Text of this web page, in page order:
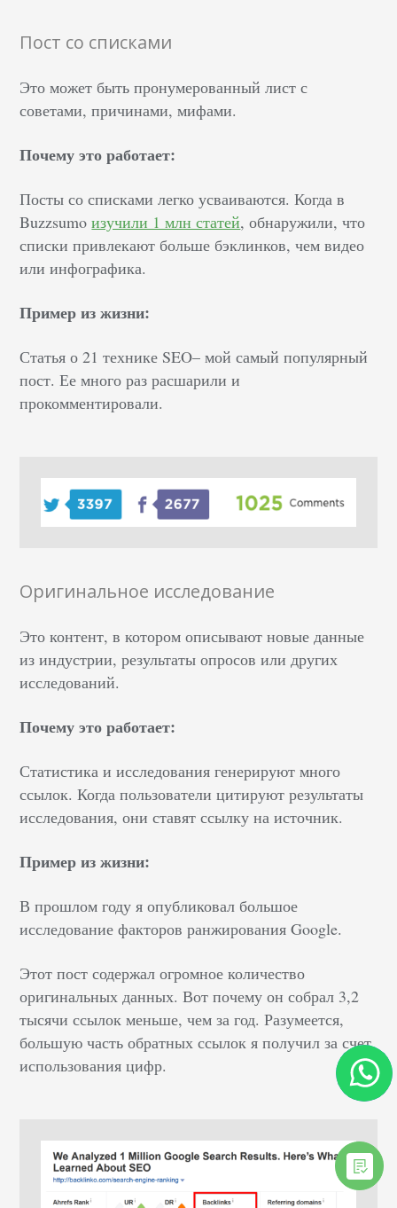
Пост со списками
Это может быть пронумерованный лист с
советами, причинами, мифами.
Почему это работает:
Посты со списками легко усваиваются. Когда в
Buzzsumoизучили 1 млн статей, обнаружили, что
списки привлекают больше бэклинков, чем видео
или инфографика.
Пример из жизни:
Статья о 21 технике SEO– мой самый популярный
пост. Ее много раз расшарили и
прокомментировали.
Оригинальное исследование
Это контент, в котором описывают новые данные
из индустрии, результаты опросов или других
исследований.
Почему это работает:
Статистика и исследования генерируют много
ссылок. Когда пользователи цитируют результаты
исследования, они ставят ссылку на источник.
Пример из жизни:
В прошлом году я опубликовал большое
исследование факторов ранжирования Google.
Этот пост содержал огромное количество
оригинальных данных. Вот почему он собрал 3,2
тысячи ссылок меньше, чем за год. Разумеется,
большую часть обратных ссылок я получил за счет
использования цифр.